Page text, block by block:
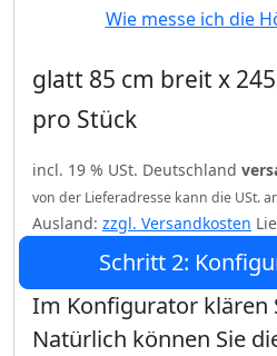
Wie messe ich die
glatt 85 cm breit x
pro Stück
incl. 19 % USt. Deutschland
von der Lieferadresse kann die USt.
Ausland: zzgl. Versandkosten
Schritt 2:
Im Konfigurator klären
Natürlich können Sie